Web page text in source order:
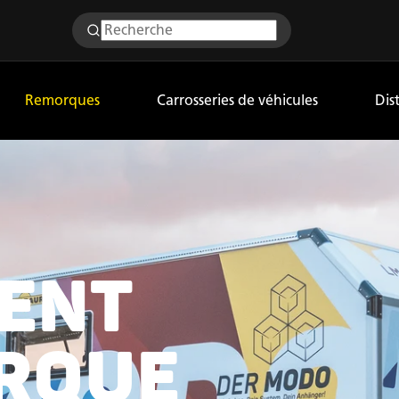
Remorques Carrosseries de véhicules